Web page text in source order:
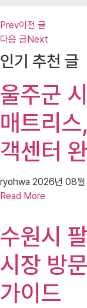
Prev이전 글
다음 글Next
인기 추천 글
울주군
매트리
객센터
ryohwa 2026년 08월
Read More
수원시
시장 방
가이드